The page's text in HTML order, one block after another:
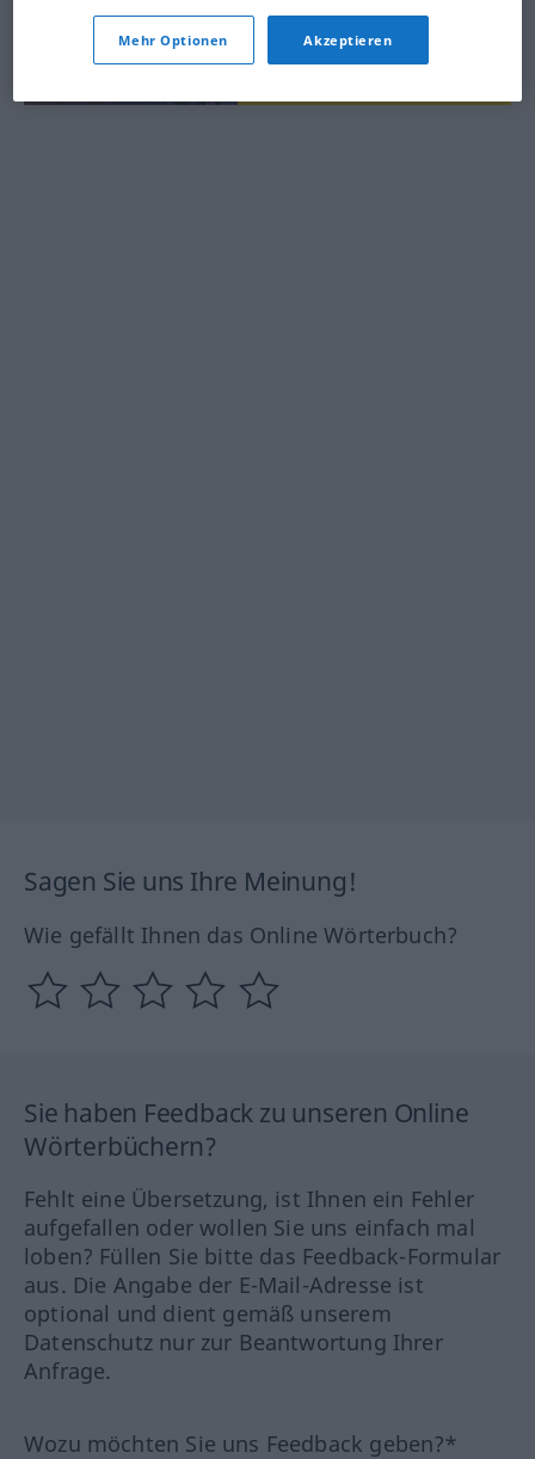
Sagen Sie uns Ihre Meinung!
Wie gefällt Ihnen das Online Wörterbuch?
Sie haben Feedback zu unseren Online
Wörterbüchern?
Fehlt eine Übersetzung, ist Ihnen ein Fehler
aufgefallen oder wollen Sie uns einfach mal
loben? Füllen Sie bitte das Feedback-Formular
aus. Die Angabe der E-Mail-Adresse ist
optional und dient gemäß unserem
Datenschutz nur zur Beantwortung Ihrer
Anfrage.
Wozu möchten Sie uns Feedback geben?*
Mehr Optionen Akzeptieren